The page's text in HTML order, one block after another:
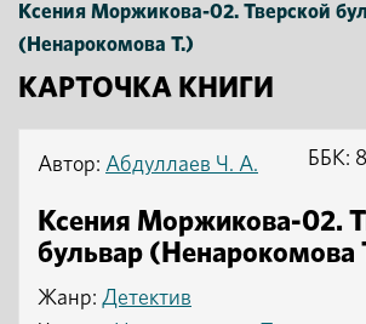
Ксения Моржикова-02. Тверской
(Ненарокомова Т.)
КАРТОЧКА КНИГИ
Автор: Абдуллаев Ч. А.
Ксения Моржикова-02.
бульвар (Ненарокомова
Жанр: Детектив
ББК: